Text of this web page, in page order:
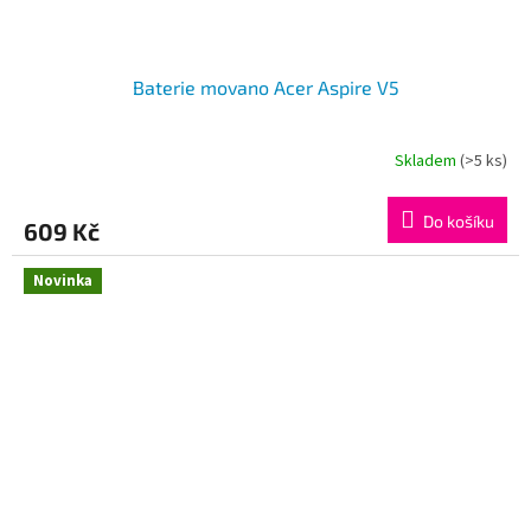
Baterie movano Acer Aspire V5
Skladem (>5 ks)
609 Kč Do košíku
Novinka